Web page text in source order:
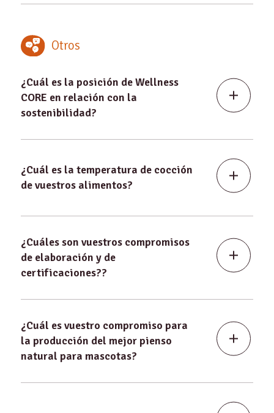
Otros
¿Cuál es la posición de Wellness
CORE en relación con la
sostenibilidad?
¿Cuál es la temperatura de cocción
de vuestros alimentos?
¿Cuáles son vuestros compromisos
de elaboración y de
certificaciones??
¿Cuál es vuestro compromiso para
la producción del mejor pienso
natural para mascotas?